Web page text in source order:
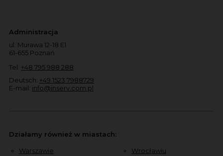
Administracja
ul. Murawa 12-18 E1
61-655 Poznań
Tel: +48 795 988 288
Deutsch: +49 1523 7988729
E-mail: info@inserv.com.pl
Działamy również w miastach:
Warszawie Wrocławiu